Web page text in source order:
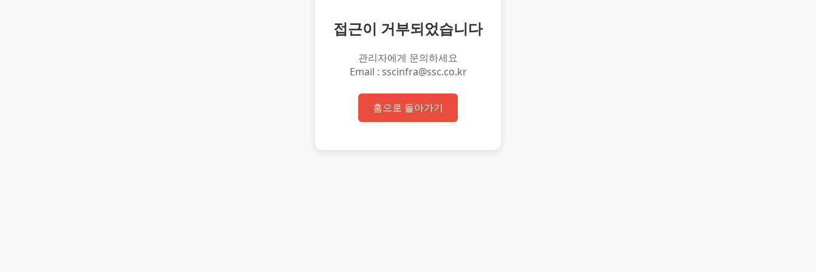
접근이 거부되었습니다
관리자에게 문의하세요
Email : sscinfra@ssc.co.kr
홈으로 돌아가기